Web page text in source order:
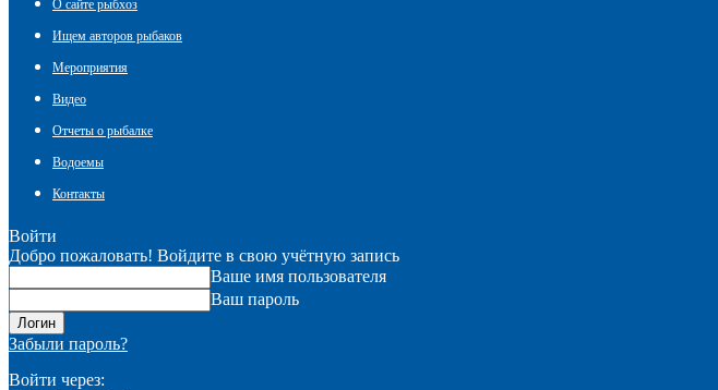
О сайте рыбхоз
Ищем авторов рыбаков
Мероприятия
Видео
Отчеты о рыбалке
Водоемы
Контакты
Войти
Добро пожаловать! Войдите в свою учётную запись
Ваше имя пользователя
Ваш пароль
Забыли пароль?
Войти через: